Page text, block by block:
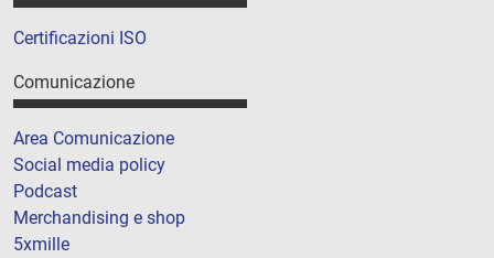
Certificazioni ISO
Comunicazione
Area Comunicazione
Social media policy
Podcast
Merchandising e shop
5xmille